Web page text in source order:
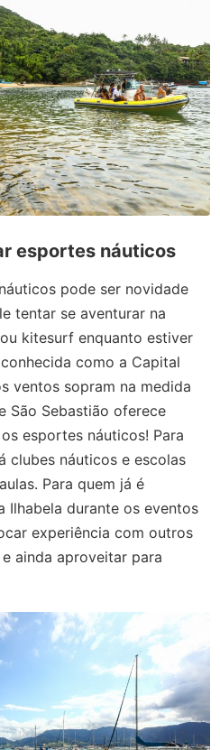
esportes náuticos
pode ser novidade
tentar se aventurar na
kitesurf enquanto estiver
como a Capital
ventos sopram na medida
São Sebastião oferece
esportes náuticos! Para
clubes náuticos e escolas
Para quem já é
Ilhabela durante os eventos
experiência com outros
ainda aproveitar para